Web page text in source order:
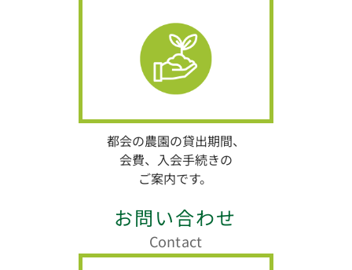
都会の農園の貸出期間、
会費、入会手続きの
ご案内です。
お問い合わせ
Contact